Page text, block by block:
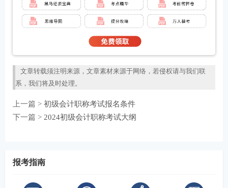
文章转载须注明来源，文章素材来源于网络，若侵权请与我们联
系，我们将及时处理。
上一篇 > 初级会计职称考试报名条件
下一篇 > 2024初级会计职称考试大纲
报考指南